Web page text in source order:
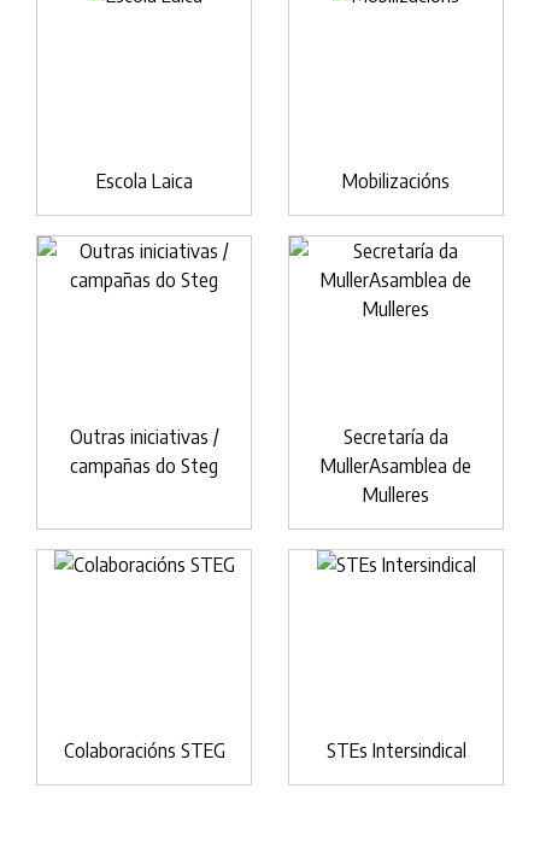
Escola Laica Mobilizacións
Outras iniciativas /
campañas do Steg
Secretaría da
MullerAsamblea de
Mulleres
Colaboracións STEG STEs Intersindical